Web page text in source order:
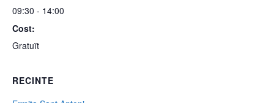
09:30 - 14:00
Cost:
Gratuït
RECINTE